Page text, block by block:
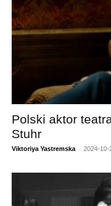
Polski aktor
Stuhr
Viktoriya Yastremska - 2024-10-